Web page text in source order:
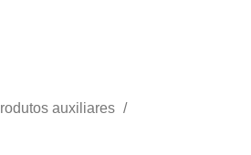
auxiliares